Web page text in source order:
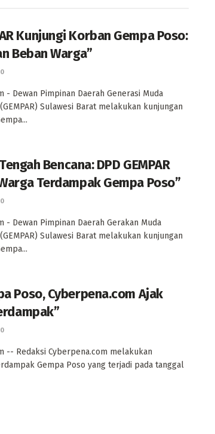
Kunjungi Korban Gempa Poso:
Beban Warga”
0
- Dewan Pimpinan Daerah Generasi Muda
Sulawesi Barat melakukan kunjungan
Bencana: DPD GEMPAR
Terdampak Gempa Poso”
0
- Dewan Pimpinan Daerah Gerakan Muda
Sulawesi Barat melakukan kunjungan
Poso, Cyberpena.com Ajak
0
-- Redaksi Cyberpena.com melakukan
Gempa Poso yang terjadi pada tanggal